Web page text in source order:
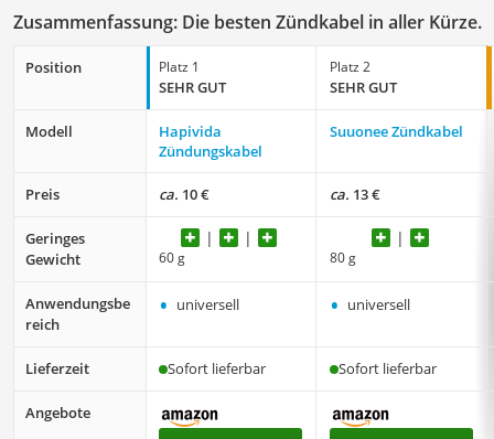
Zusammenfassung: Die besten Zündkabel in aller Kürze.
Position Platz 1
SEHR GUT
Platz 2
SEHR GUT
Modell
Hapivida
Zündungskabel
Suuonee Zündkabel
Preis ca. 10 € ca. 13 €
Geringes
Gewicht
60 g 80 g
Anwendungsbe
reich
• universell • universell
Lieferzeit Sofort lieferbar Sofort lieferbar
Angebote